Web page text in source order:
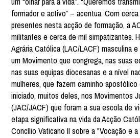
formador e activo” – acentua. Com
presentes nesta acção de formação, a
militantes e cerca de mil simpatizantes.
Agrária Católica (LAC/LACF) masculina
um Movimento que congrega, nas suas
nas suas equipas diocesanas e a nível
mulheres, que fazem caminho
iniciado, muitos deles, nos Movimentos
(JAC/JACF) que foram a sua escola de
etapa significativa na vida da Acção
Concílio Vaticano II sobre a "Vocação e